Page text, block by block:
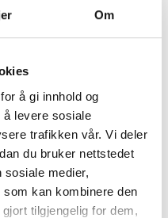
Om
å gi innhold og
å levere sosiale
trafikken vår. Vi deler
du bruker nettstedet
sosiale medier,
kan kombinere den
tilgjengelig for dem,